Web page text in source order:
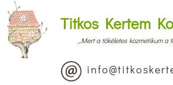
Titkos Kertem
„Mert a tökéletes kozmetikum a